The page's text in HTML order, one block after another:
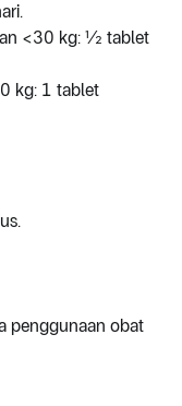
<30 kg: ½ tablet
kg: 1 tablet
penggunaan obat